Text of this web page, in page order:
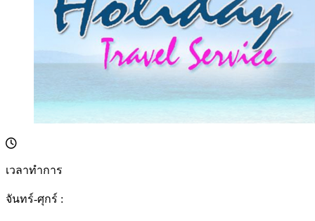
เวลาทำการ
จันทร์-ศุกร์ :